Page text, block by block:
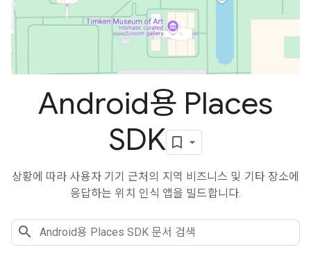
Android용 Places
SDK
상황에 따라 사용자 기기 근처의 지역 비즈니스 및 기타 장소에
응답하는 위치 인식 앱을 빌드합니다.